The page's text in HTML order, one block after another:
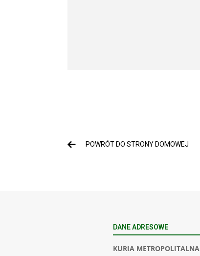
POWRÓT DO STRONY DOMOWEJ
DANE ADRESOWE
KURIA METROPOLITALNA